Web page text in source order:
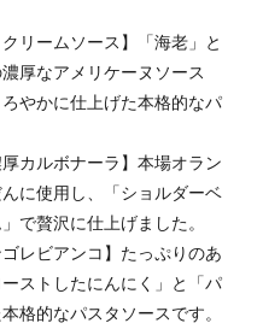
リームソース】「海老」と
厚なアメリケーヌソース
やかに仕上げた本格的なパ
カルボナーラ】本場オラン
に使用し、「ショルダーベ
で贅沢に仕上げました。
レビアンコ】たっぷりのあ
ストしたにんにく」と「パ
格的なパスタソースです。